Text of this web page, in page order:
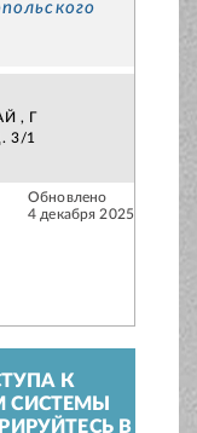
, Г
3/1
Обновлено
4 декабря 2025
К
В